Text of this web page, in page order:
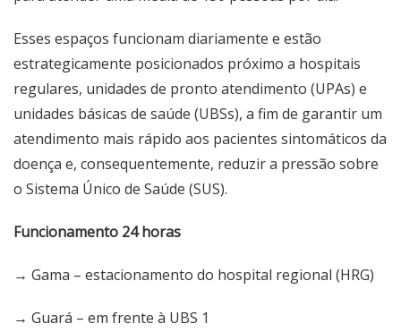
Esses espaços funcionam diariamente e estão
estrategicamente posicionados próximo a hospitais
regulares, unidades de pronto atendimento (UPAs) e
unidades básicas de saúde (UBSs), a fim de garantir um
atendimento mais rápido aos pacientes sintomáticos da
doença e, consequentemente, reduzir a pressão sobre
o Sistema Único de Saúde (SUS).
Funcionamento 24 horas
→ Gama – estacionamento do hospital regional (HRG)
→ Guará – em frente à UBS 1